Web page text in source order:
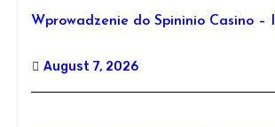
Wprowadzenie do Spininio Casino
August 7, 2026